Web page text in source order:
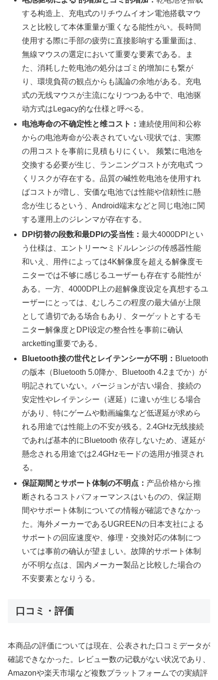
する构造上、充电式のリチウムイオン電池搭载マウ
スと比較して本体重量が重くなる能性がい。長時間
使用する際に手部の疲劳に直接影响する重量面は、
無線マウスの選定において重要な要素である。ま
た、消耗した乾电池の処分はゴミ的增加にも繋が
り、環境負荷の観点からも議論の余地がある。充电
式の无线マウスが主流になりつつある中で、电池驱
动方式はLegacy的な仕様と呼べる。
电池寿命の不确定性と维コスト：連続使用间和公称
からの电池寿命が公表されていない現状では、実際
の用コストを事前に見積もりにくい。 频繁に电池を
交換する必要が生じ、ランニングコストが充电式 つ
くリスクが存在する。品質の碱性乾电池を使用すれ
ばコストが増し、安価な电池では性能や信頼性に懸
念が生じるという、Android端末などと同じ电池に関
する運用上のジレンマが存在する。
DPI切替の段数和最DPIの妥当性：最大4000DPIとい
う仕様は、エントリー〜ミドルレンジの传感器性能
和いえ、用件によっては4K解像度を超える解像度モ
ニターでは不够に感じるユーザーも存在する能性が
ある。一方、4000DPI上の超解像度设定を真想するユ
ーザーにとっては、むしろこの程度の最大値が上限
として適切である场合もあり、ターゲットとするモ
ニター解像度とDPI设定の整合性を事前に确认
arcketting重要である。
Bluetooth接の世代とレイテンシーが不明： Bluetooth
の版本（Bluetooth 5.0降か、Bluetooth 4.2までか）が
明記されていない。バージョンが古い場合、接続の
安定性やレイテンシー（遅延）に違いが生じる場合
があり、特にゲームや動画編集など低遅延が求めら
れる用途では性能上の不安が残る。2.4GHz无线接続
であれば基本的にBluetooth 依存しないため、遅延が
懸念される用途では2.4GHzモードの选用が推奨され
る。
保証期間とサポート体制の不明点： 产品价格から推
断されるコストパフォーマンスはいものの、保証期
間やサポート体制についての情報が確認できなかっ
た。海外メーカーであるUGREENの日本支社による
サポートの回应速度や、修理・交換対応の体制につ
いては事前の确认が望ましい。故障的サポート体制
が不明な点は、国内メーカー製品と比較した場合の
不安要素となりうる。
口コミ・評価
本商品の評価については現在、公表された口コミデータが
確認できなかった。レビュー数の记载がない状况であり、
Amazonや楽天市場など複数プラットフォームでの実績評